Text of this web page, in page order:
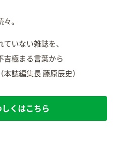
。
ていない雑誌を、
吉極まる言葉から
誌編集長 藤原辰史）
しくはこちら